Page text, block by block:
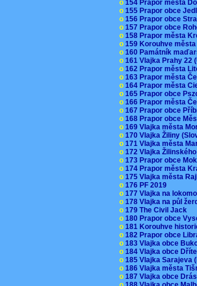
o 154 Prapor města
o 155 Prapor obce
o 156 Prapor obce
o 157 Prapor obce
o 158 Prapor města
o 159 Korouhve
o 160 Památník
o 161 Vlajka Prahy 22
o 162 Prapor města
o 163 Prapor města
o 164 Prapor města
o 165 Prapor obce
o 166 Prapor města
o 167 Prapor obce
o 168 Prapor obce
o 169 Vlajka města
o 170 Vlajka Žiliny
o 171 Vlajka města
o 172 Vlajka
o 173 Prapor obce
o 174 Prapor města
o 175 Vlajka města
o 176 PF 2019
o 177 Vlajka na
o 178 Vlajka na půl
o 179 The Civil Jack
o 180 Prapor obce
o 181 Korouhve
o 182 Prapor obce
o 183 Vlajka obce
o 184 Vlajka obce
o 185 Vlajka Sarajeva
o 186 Vlajka města
o 187 Vlajka obce